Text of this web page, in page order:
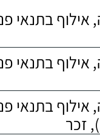
בתנאי
בתנאי
אילוף בתנאי
זכר